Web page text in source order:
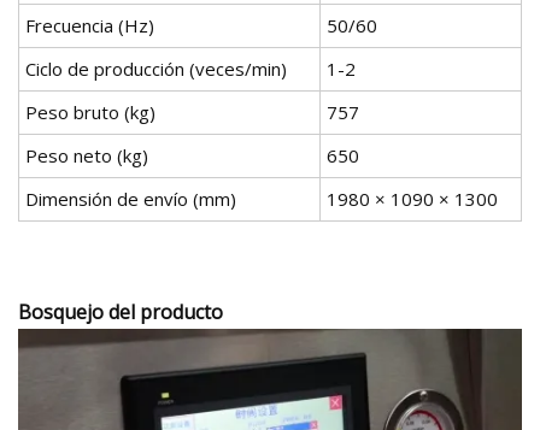
Frecuencia (Hz)
50/60
Ciclo de producción (veces/min)
1-2
Peso bruto (kg)
757
Peso neto (kg)
650
Dimensión de envío (mm)
1980 × 1090 × 1300
Bosquejo del producto